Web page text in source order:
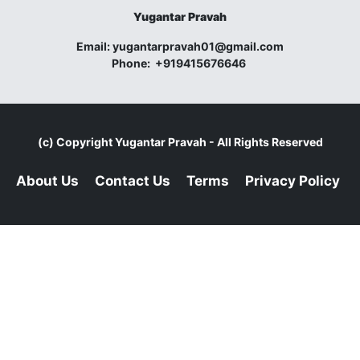
Yugantar Pravah
Email:yugantarpravah01@gmail.com
Phone: +919415676646
(c) CopyrightYugantar Pravah - All Rights Reserved
About Us Contact Us Terms Privacy Policy